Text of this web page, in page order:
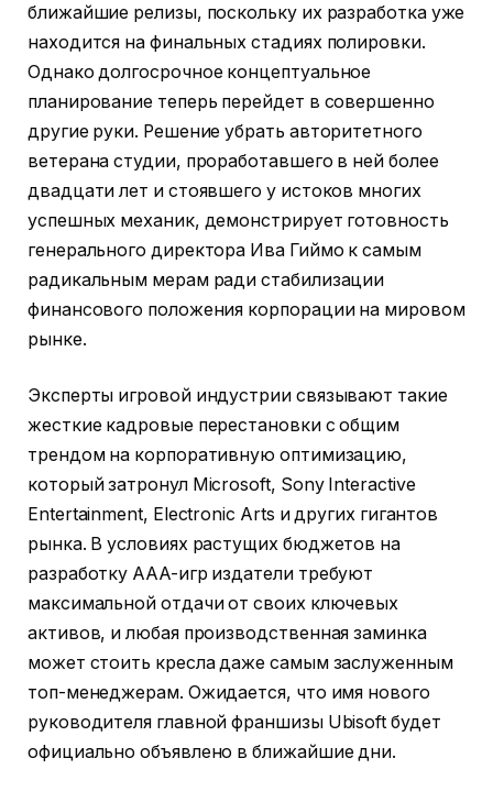
ближайшие релизы, поскольку их разработка уже
находится на финальных стадиях полировки.
Однако долгосрочное концептуальное
планирование теперь перейдет в совершенно
другие руки. Решение убрать авторитетного
ветерана студии, проработавшего в ней более
двадцати лет и стоявшего у истоков многих
успешных механик, демонстрирует готовность
генерального директора Ива Гиймо к самым
радикальным мерам ради стабилизации
финансового положения корпорации на мировом
рынке.
Эксперты игровой индустрии связывают такие
жесткие кадровые перестановки с общим
трендом на корпоративную оптимизацию,
который затронул Microsoft, Sony Interactive
Entertainment, Electronic Arts и других гигантов
рынка. В условиях растущих бюджетов на
разработку AAA-игр издатели требуют
максимальной отдачи от своих ключевых
активов, и любая производственная заминка
может стоить кресла даже самым заслуженным
топ-менеджерам. Ожидается, что имя нового
руководителя главной франшизы Ubisoft будет
официально объявлено в ближайшие дни.